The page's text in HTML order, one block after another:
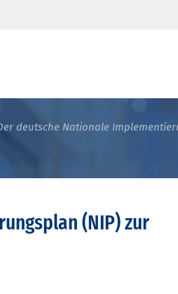
deutsche Nationale
(NIP) zur